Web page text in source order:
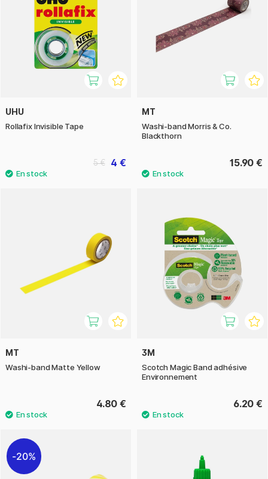
UHU
Rollafix Invisible Tape
4 €
5 €
MT
Washi-band Morris & Co.
Blackthorn
15.90 €
MT
Washi-band Matte Yellow
4.80 €
3M
Scotch Magic Band adhésive
Environnement
6.20 €
20%